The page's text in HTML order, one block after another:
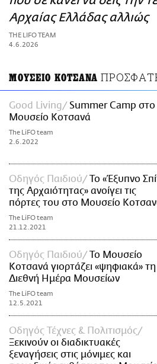
ΑΜΠΑ
PRINT
Αρχαίας Ελλάδας αλλιώς
THE LIFO TEAM
4.6.2026
ΜΟΥΣΕΙΟ ΚΟΤΣΑΝΑ
Good Living
Summer Camp στο
Μουσείο Κοτσανά
The LiFO team
2.6.2022
Οδηγός Παιδιού
Το «Έξυπνο
της Αρχαιότητας» ανοίγει τις
πόρτες του στο Μουσείο
The LiFO team
21.12.2021
Οδηγός Παιδιού
Το Μουσείο
Κοτσανά γιορτάζει «ψηφιακά» τη
Διεθνή Ημέρα Μουσείων
The LiFO team
12.5.2021
Οδηγός Τέχνες & Πολιτισμός
Ξεκινούν οι διαδικτυακές
ξεναγήσεις στις μόνιμες και